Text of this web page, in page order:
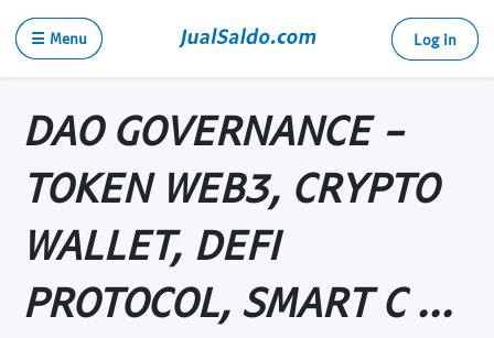
☰ Menu Log in
DAO GOVERNANCE -
TOKEN WEB3, CRYPTO
WALLET, DEFI
PROTOCOL, SMART C ...